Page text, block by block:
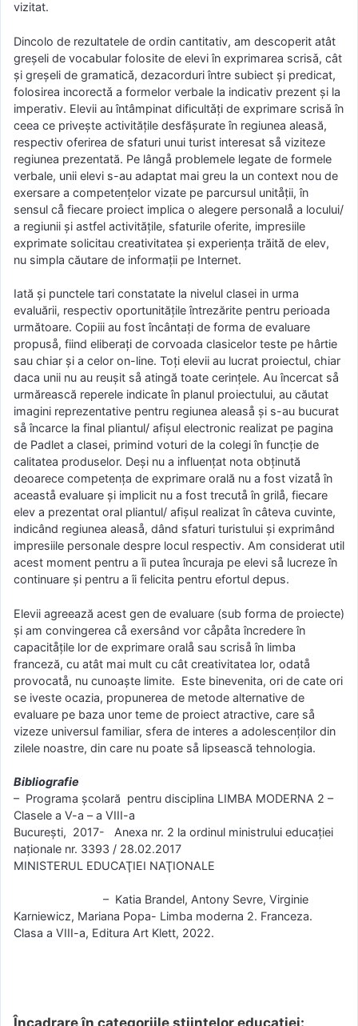
vizitat.
Dincolo de rezultatele de ordin cantitativ, am descoperit atât
greşeli de vocabular folosite de elevi în exprimarea scrisǎ, cât
şi greşeli de gramaticǎ, dezacorduri între subiect şi predicat,
folosirea incorectǎ a formelor verbale la indicativ prezent şi la
imperativ. Elevii au întâmpinat dificultǎţi de exprimare scrisǎ în
ceea ce priveşte activitățile desfășurate în regiunea aleasă,
respectiv oferirea de sfaturi unui turist interesat så viziteze
regiunea prezentată. Pe lângå problemele legate de formele
verbale, unii elevi s-au adaptat mai greu la un context nou de
exersare a competenţelor vizate pe parcursul unitåţii, în
sensul cå fiecare proiect implica o alegere personalå a locului/
a regiunii şi astfel activitățile, sfaturile oferite, impresiile
exprimate solicitau creativitatea şi experiența trăită de elev,
nu simpla căutare de informații pe Internet.
Iată şi punctele tari constatate la nivelul clasei in urma
evaluării, respectiv oportunitățile întrezărite pentru perioada
următoare. Copiii au fost încântaţi de forma de evaluare
propuså, fiind eliberați de corvoada clasicelor teste pe hârtie
sau chiar şi a celor on-line. Toți elevii au lucrat proiectul, chiar
daca unii nu au reușit så atingă toate cerințele. Au încercat så
urmărească reperele indicate în planul proiectului, au căutat
imagini reprezentative pentru regiunea aleaså şi s-au bucurat
så încarce la final pliantul/ afișul electronic realizat pe pagina
de Padlet a clasei, primind voturi de la colegi în funcție de
calitatea produselor. Deși nu a influențat nota obținută
deoarece competenţa de exprimare orală nu a fost vizatå în
aceastå evaluare şi implicit nu a fost trecutå în grilå, fiecare
elev a prezentat oral pliantul/ afișul realizat în câteva cuvinte,
indicând regiunea aleaså, dând sfaturi turistului şi exprimând
impresiile personale despre locul respectiv. Am considerat util
acest moment pentru a îi putea încuraja pe elevi så lucreze în
continuare şi pentru a îi felicita pentru efortul depus.
Elevii agreează acest gen de evaluare (sub forma de proiecte)
şi am convingerea cå exersând vor cåpåta încredere în
capacitåţile lor de exprimare oralå sau scriså în limba
franceză, cu atât mai mult cu cât creativitatea lor, odatå
provocatå, nu cunoaște limite. Este binevenita, ori de cate ori
se iveste ocazia, propunerea de metode alternative de
evaluare pe baza unor teme de proiect atractive, care så
vizeze universul familiar, sfera de interes a adolescenților din
zilele noastre, din care nu poate så lipsească tehnologia.
Bibliografie
– Programa şcolară pentru disciplina LIMBA MODERNA 2 –
Clasele a V-a – a VIII-a
Bucureşti, 2017- Anexa nr. 2 la ordinul ministrului educaţiei
naţionale nr. 3393 / 28.02.2017
MINISTERUL EDUCAŢIEI NAŢIONALE
– Katia Brandel, Antony Sevre, Virginie
Karniewicz, Mariana Popa- Limba moderna 2. Franceza.
Clasa a VIII-a, Editura Art Klett, 2022.
Încadrare în categoriile științelor educației: